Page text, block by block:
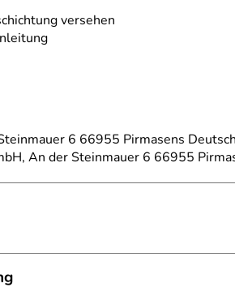
versehen
6 66955 Pirmasens
An der Steinmauer 6 66955
2006